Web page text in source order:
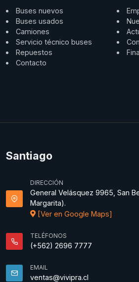
Buses nuevos
Buses usados
Camiones
Servicio técnico buses
Repuestos
Contacto
Santiago
DIRECCIÓN
General Velásquez 9965, San
Margarita).
[Ver en Google Maps]
TELÉFONOS
(+562) 2696 7777
EMAIL
ventas@vivipra.cl